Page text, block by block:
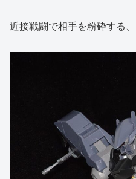
近接戦闘で相手を粉砕する